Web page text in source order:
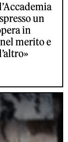
un
in
merito e